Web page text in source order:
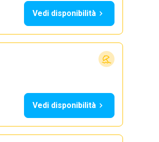
Vedi disponibilità
Vedi disponibilità